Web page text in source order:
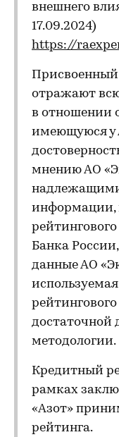
внешнего
17.09.2024)
https://
Присвоенный
отражают
в отношении
имеющуюся у
мнению АО
информации,
Банка
данные АО
достаточной
методологии.
Кредитный
рамках
«Азот»
рейтинга.